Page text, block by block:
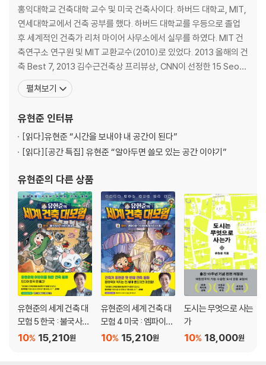
차, 버스, 철길 중 둘을 묶는다면
강수량이 결정한 건축 공간의 특징
동양은 왜 풍수지리를 중요하게 생각하는가
단청의 색깔이 보여 주는 것
서양의 절대적 사고방식
문과생 소크라테스와 이과생 플라톤
철학적 이성과 예수의 공통점
비움의 가치
4장. 두 개의 다른 문화 유전자
알파벳 vs 한자
체스 vs 바둑
SPACE vs 空間
서양의 기하학적 빈 공간
서양 건축 속 빈 공간의 수학적 진화
양식의 진화가 없는 동양 건축
강수량이 낳은 두 자녀
같은 생각 다른 표현: 그림과 건축
개미 같은 동양, 벌 같은 서양
남북으로 흐르는 나일강 vs 동서로 흐르는 황하
불교 사찰 ‘불국사’에 숨은 기하학과 도교 사상
홍익대학교 건축대학 교수 및 미국 건축사이다. 하버드 대학교, MIT,
연세대학교에서 건축 공부를 했다. 하버드 대학교를 우등으로 졸업
후 세계적인 건축가 리처 마이어 사무소에서 실무를 하였다. MIT 건
축연구소 연구원 및 MIT 교환교수(2010)로 있었다. 2013 올해의 건
축 Best 7, 2013 김수근건축상 프리뷰상, CNN이 선정한 15 Seou
l’s Architectural Wonders, 2010 건축문화공간대상 대통령상, 2
009 젊은 건축가상 등을 수상했으며, 국제 현상 설계에서 다섯 차례
2
펼쳐보기
유현준 인터뷰
[읽다]유현준 “시간을 보내야 내 공간이 된다”
[읽다][공간 특집] 유현준 “알아두면 쓸모 있는 공간 이야기”
유현준의 다른 상품
유현준의 세계 건축 대
모험 5 한국 : 불국사와
신비의 동굴
15,210원
10%
유현준의 세계 건축 대
모험 4 미국 : 엠파이어
스테이트 빌딩 대소동
15,210원
10%
도시는 무엇으로 사는
가
18,000원
10%